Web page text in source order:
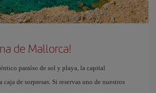
de Mallorca!
paraíso de sol y playa, la capital
de sorpresas. Si reservas uno de nuestros